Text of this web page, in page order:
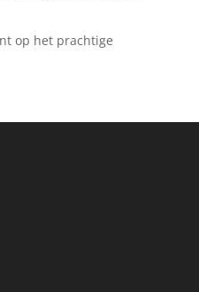
op het prachtige